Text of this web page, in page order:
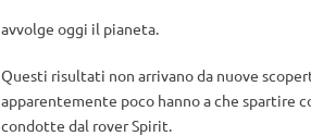
avvolge oggi il pianeta.
Questi risultati non arrivano da nuove
apparentemente poco hanno a che spartire
condotte dal rover Spirit.